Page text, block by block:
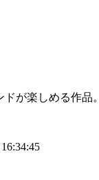
が楽しめる作品。